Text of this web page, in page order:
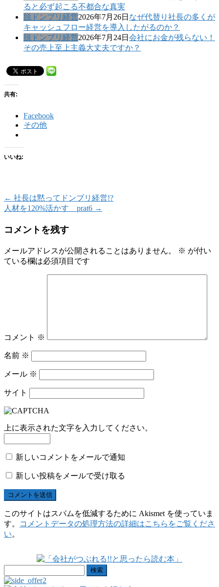
ると必ず起こる不都合な真実
脱ドンブリ経営2026年7月26日 なぜ代替り社長の多くが
キャッシュフロー経営を導入したがるのか？
脱ドンブリ経営2026年7月24日 会社にお金が残らない！
その売上至上主義大丈夫ですか？
共有:
Facebook
その他
いいね:
← 社長は黙ってドンブリ経営!?
人材を120%活かす prat6 →
コメントを残す
メールアドレスが公開されることはありません。 ※ が付い
ている欄は必須項目です
コメント ※
名前 ※
メール ※
サイト
上に表示された文字を入力してください。
新しいコメントをメールで通知
新しい投稿をメールで受け取る
このサイトはスパムを低減するために Akismet を使っていま
す。
コメントデータの処理方法の詳細はこちらをご覧くださ
い。
索: